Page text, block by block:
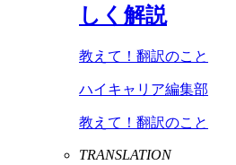
しく解説
教えて！翻訳のこと
ハイキャリア編集部
教えて！翻訳のこと
TRANSLATION